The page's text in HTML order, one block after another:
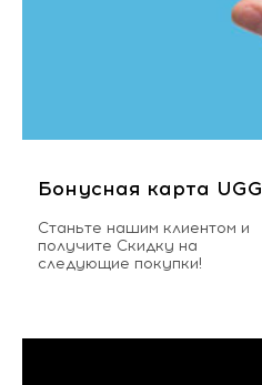
Бонусная карта UGG
Станьте нашим клиентом и
получите Скидку на
следующие покупки!